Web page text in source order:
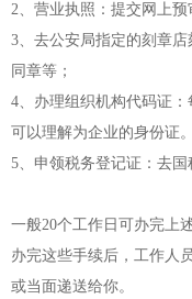
2、营业执照：提交网上预
3、去公安局指定的刻章
同章等；
4、办理组织机构代码证
可以理解为企业的身份证。
5、申领税务登记证：去国
一般20个工作日可办完上
办完这些手续后，工作人
或当面递送给你。